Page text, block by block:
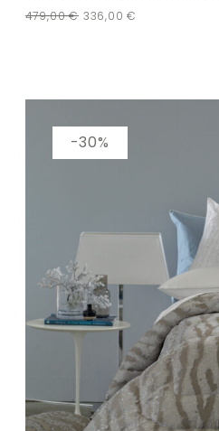
479,00€ 336,00€
-30%